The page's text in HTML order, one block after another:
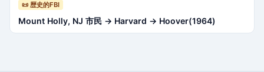
📜 歴史的FBI
Mount Holly, NJ 市民 → Harvard → Hoover(1964)